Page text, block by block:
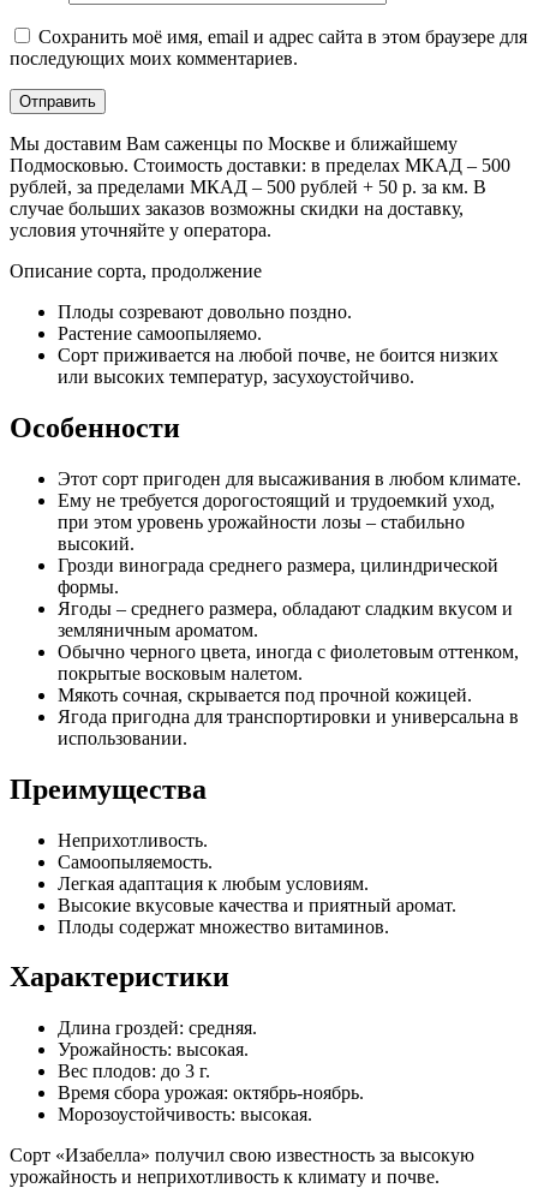
Сохранить моё имя, email и адрес сайта в этом браузере для
последующих моих комментариев.
Мы доставим Вам саженцы по Москве и ближайшему
Подмосковью. Стоимость доставки: в пределах МКАД – 500
рублей, за пределами МКАД – 500 рублей + 50 р. за км. В
случае больших заказов возможны скидки на доставку,
условия уточняйте у оператора.
Описание сорта, продолжение
Плоды созревают довольно поздно.
Растение самоопыляемо.
Сорт приживается на любой почве, не боится низких
или высоких температур, засухоустойчиво.
Особенности
Этот сорт пригоден для высаживания в любом климате.
Ему не требуется дорогостоящий и трудоемкий уход,
при этом уровень урожайности лозы – стабильно
высокий.
Грозди винограда среднего размера, цилиндрической
формы.
Ягоды – среднего размера, обладают сладким вкусом и
земляничным ароматом.
Обычно черного цвета, иногда с фиолетовым оттенком,
покрытые восковым налетом.
Мякоть сочная, скрывается под прочной кожицей.
Ягода пригодна для транспортировки и универсальна в
использовании.
Преимущества
Неприхотливость.
Самоопыляемость.
Легкая адаптация к любым условиям.
Высокие вкусовые качества и приятный аромат.
Плоды содержат множество витаминов.
Характеристики
Длина гроздей: средняя.
Урожайность: высокая.
Вес плодов: до 3 г.
Время сбора урожая: октябрь-ноябрь.
Морозоустойчивость: высокая.
Сорт «Изабелла» получил свою известность за высокую
урожайность и неприхотливость к климату и почве.